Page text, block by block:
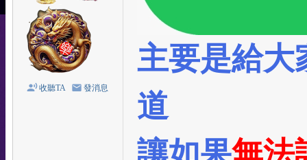
收聽TA 發消息
主要是給大
道